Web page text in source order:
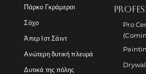
Πάρκο Γκράμερσι
Σόχο
Άπερ Ιστ Σάιντ
Ανώτερη δυτική πλευρά
Δυτικά της πόλης
Pro